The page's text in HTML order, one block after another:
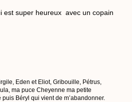
est super heureux avec un copain
Eden et Eliot, Gribouille, Pétrus,
ma petite
Béryl qui vient de m’abandonner.